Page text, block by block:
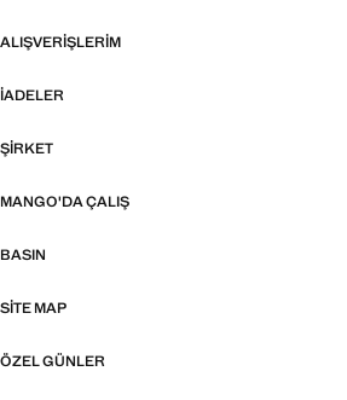
ALIŞVERIŞLERIM
İADELER
ŞIRKET
MANGO'DA ÇALIŞ
BASIN
SITE MAP
ÖZEL GÜNLER